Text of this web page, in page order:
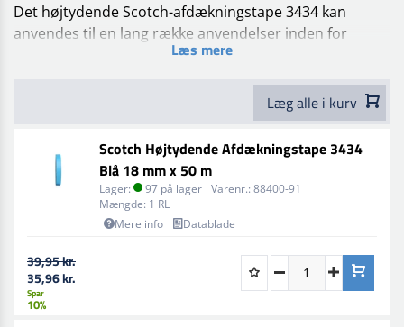
Det højtydende Scotch-afdækningstape 3434 kan
anvendes til en lang række anvendelser inden for
autolakering og bestandighed for høje temperaturer
Som et førsteklasses produkt giver Scotch tape 3434
enestående afdækningsresultater med alle de gængse
to-komponent malingssystemer såvel som med
vandbaserede malingssystemer. Dette produkt har en
temperaturbestandighed på 110ºC og vil som følge
værksted.
Læs mere
Læg alle i kurv
Scotch Højtydende Afdækningstape 3434
Blå 18 mm x 50 m
Lager: 97 på lager Varenr.: 88400-91
Mængde: 1 RL
Mere info
Datablade
39,95 kr.
35,96 kr.
Spar
10%